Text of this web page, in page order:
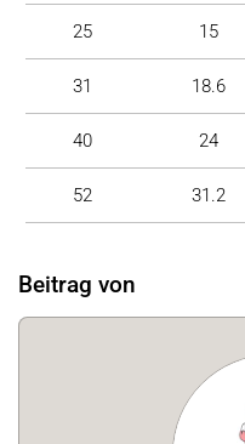
25 15
31 18.6
40 24
52 31.2
Beitrag von